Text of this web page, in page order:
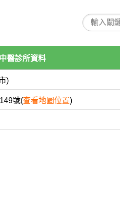
醫診所資料
)
號(查看地圖位置)